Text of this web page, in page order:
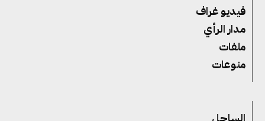
فيديو غراف
مدار الرأي
ملفات
منوعات